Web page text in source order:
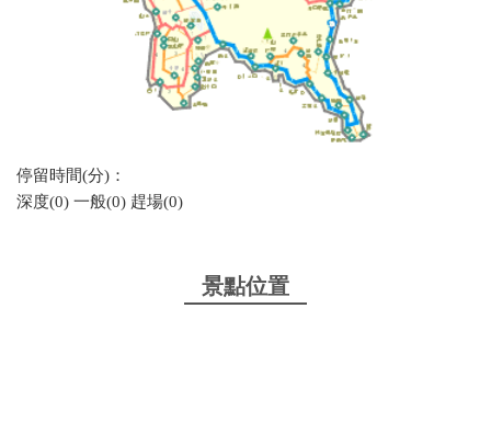
停留時間(分)：
深度(0) 一般(0) 趕場(0)
景點位置